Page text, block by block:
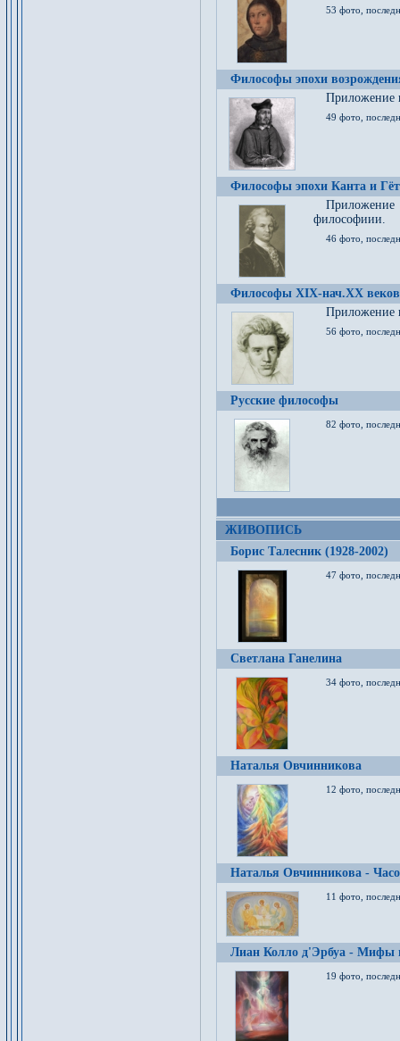
53 фото,
Философы эпохи
Приложение
49 фото,
Философы эпохи Канта и
философиии.
46 фото,
Философы XIX-нач.XX веков
Приложение
56 фото,
Русские философы
82 фото,
ЖИВОПИСЬ
Борис Талесник (1928-2002)
47 фото,
Светлана Ганелина
34 фото,
Наталья Овчинникова
12 фото,
Наталья Овчинникова -
11 фото,
Лиан Колло д'Эрбуа - Мифы
19 фото,